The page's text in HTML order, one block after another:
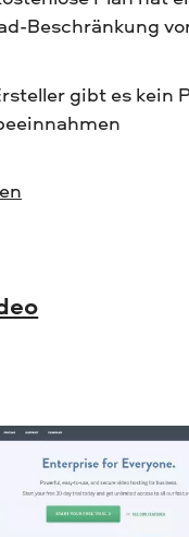
Beschränkung
gibt es kein